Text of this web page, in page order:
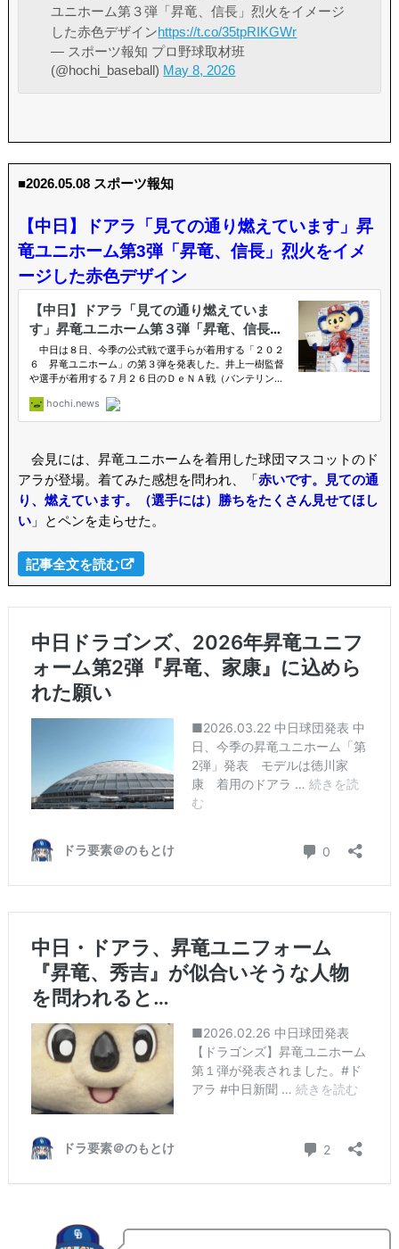
ユニホーム第３弾「昇竜、信長」烈火をイメージ
した赤色デザインhttps://t.co/35tpRIKGWr
— スポーツ報知 プロ野球取材班
(@hochi_baseball) May 8, 2026
■2026.05.08 スポーツ報知
【中日】ドアラ「見ての通り燃えています」昇
竜ユニホーム第3弾「昇竜、信長」烈火をイメ
ージした赤色デザイン
会見には、昇竜ユニホームを着用した球団マスコットのド
アラが登場。着てみた感想を問われ、「赤いです。見ての通
り、燃えています。（選手には）勝ちをたくさん見せてほし
い」とペンを走らせた。
記事全文を読む